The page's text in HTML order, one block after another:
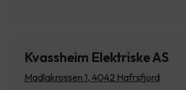
Kvassheim Elektriske AS
Madlakrossen 1, 4042 Hafrsfjord